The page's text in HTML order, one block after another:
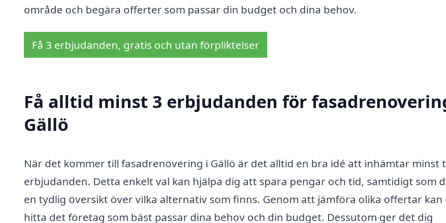
område och begära offerter som passar din budget och dina behov.
Få 3 erbjudanden, gratis och utan förpliktelser
Få alltid minst 3 erbjudanden för
Gällö
När det kommer till fasadrenovering i Gällö är det alltid en bra idé att inhämtar minst
erbjudanden. Detta enkelt val kan hjälpa dig att spara pengar och tid, samtidigt som
en tydlig översikt över vilka alternativ som finns. Genom att jämföra olika offertar kan
hitta det företag som bäst passar dina behov och din budget. Dessutom ger det dig